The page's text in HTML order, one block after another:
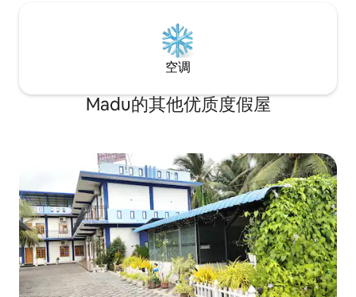
空调
Madu的其他优质度假屋